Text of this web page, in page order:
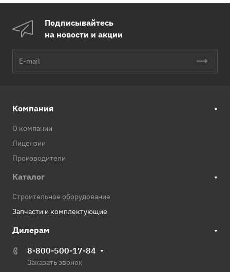
Подписывайтесь
на новости и акции
Компания
О компании
Лицензии
Производители
Каталог
Строительное оборудование
Запчасти и комплектующие
Дилерам
8-800-500-17-84
Заказать звонок